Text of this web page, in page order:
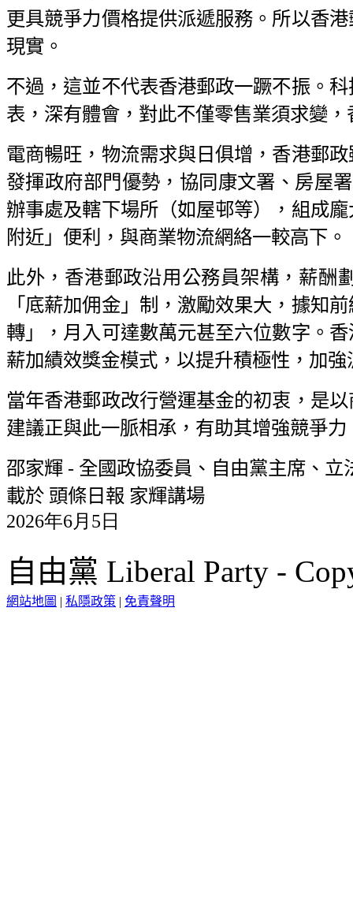
更具競爭力價格提供派遞服務。所以香
現實。
不過，這並不代表香港郵政一蹶不振。
表，深有體會，對此不僅零售業須求變
電商暢旺，物流需求與日俱增，香港郵
發揮政府部門優勢，協同康文署、房屋
辦事處及轄下場所（如屋邨等），組成
附近」便利，與商業物流網絡一較高下。
此外，香港郵政沿用公務員架構，薪酬
「底薪加佣金」制，激勵效果大，據知
轉」，月入可達數萬元甚至六位數字。
薪加績效獎金模式，以提升積極性，加強
當年香港郵政改行營運基金的初衷，是
建議正與此一脈相承，有助其增強競爭
邵家輝 - 全國政協委員、自由黨主席、立
載於 頭條日報 家輝講場
2026年6月 5 日
自由黨 Liberal Party -
網站地圖 | 私隱政策 | 免責聲明